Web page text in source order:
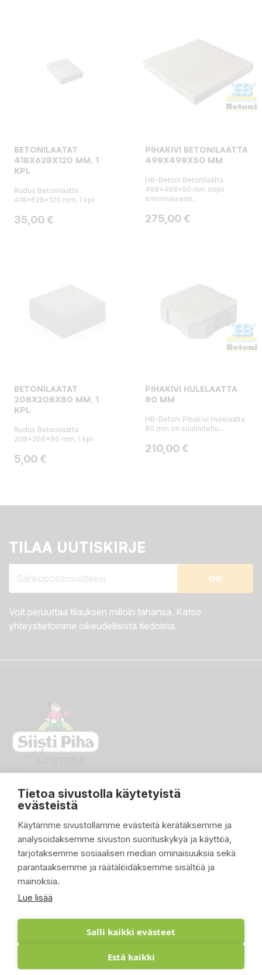
Tietoa sivustolla käytetyistä
evästeistä
Käytämme sivustollamme evästeitä kerätäksemme ja
analysoidaksemme sivuston suorituskykyä ja käyttöä,
tarjotaksemme sosiaalisen median ominaisuuksia sekä
parantaaksemme ja räätälöidäksemme sisältöä ja
mainoksia.
Lue lisää
Salli kaikki evästeet
Estä kaikki
BETONILAATAT
418X628X120 MM, 1
KPL
Rudus Betonilaatta
418x628x120 mm, 1 kpl
Hinta
35,00 €
PIHAKIVI BETONILAATTA
498X498X50 MM
HB-Betoni Betonilaatta
498x498x50 mm sopii
erinomaisesti...
Hinta
275,00 €
BETONILAATAT
208X208X80 MM, 1
KPL
Rudus Betonilaatta
208x208x80 mm, 1 kpl
Hinta
5,00 €
PIHAKIVI HULELAATTA
80 MM
HB-Betoni Pihakivi Hulelaatta
80 mm on suunniteltu...
Hinta
210,00 €
TILAA UUTISKIRJE
Voit peruuttaa tilauksen milloin tahansa. Katso
yhteystietomme oikeudellisista tiedoista.
PIKALINKIT
TUOTTEET
